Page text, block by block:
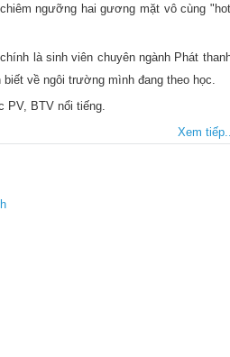
ngưỡng hai gương mặt vô cùng
là sinh viên chuyên ngành Phát
về ngôi trường mình đang theo học.
BTV nổi tiếng.
Xem tiếp...